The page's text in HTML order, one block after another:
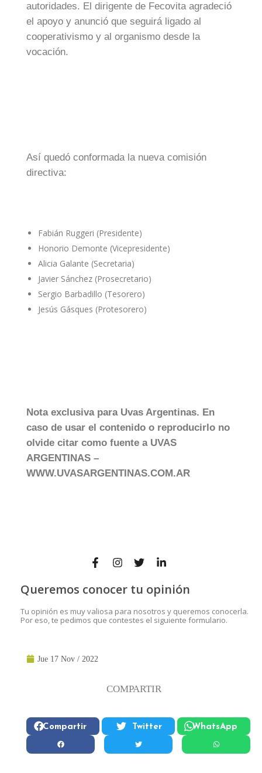
autoridades. El dirigente de Fecovita agradeció
el apoyo y anunció que seguirá ligado al
cooperativismo y al organismo desde la
vocación.
Así quedó conformada la nueva comisión
directiva:
Fabián Ruggeri (Presidente)
Honorio Demonte (Vicepresidente)
Alicia Galante (Secretaria)
Javier Sánchez (Prosecretario)
Sergio Barbadillo (Tesorero)
Jesús Gásques (Protesorero)
Nota exclusiva para Uvas Argentinas. En
caso de usar el contenido o reproducirlo no
olvide citar como fuente a UVAS
ARGENTINAS –
WWW.UVASARGENTINAS.COM.AR
Queremos conocer tu opinión
Tu opinión es muy valiosa para nosotros y queremos conocerla.
Por eso, te pedimos que contestes el siguiente formulario.
Jue 17 Nov / 2022
COMPARTIR
Compartir Twitter WhatsApp